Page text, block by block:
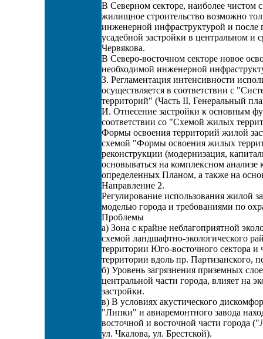
В Северном секторе, наиболее чистом
жилищное строительство возможно
инженерной инфраструктурой и после
усадебной застройки в центральном и
Червякова.
В Северо-восточном секторе новое
необходимой инженерной
З. Регламентация интенсивности
осуществляется в соответствии с
территорий" (Часть II, Генеральный
И. Отнесение застройки к основным
соответствии со "Схемой жилых
Формы освоения территорий жилой
схемой "Формы освоения жилых
реконструкции (модернизация,
основываться на комплексном
определенных Планом, а также на
Направление 2.
Регулирование использования жилой
моделью города и требованиями по
Проблемы
а) Зона с крайне неблагоприятной
схемой ландшафтно-экологического
территории Юго-восточного сектора
территории вдоль пр. Партизанского,
б) Уровень загрязнения приземных
центральной части города, влияет на
застройки.
в) В условиях акустического
"Липки" и авиаремонтного завода
восточной и восточной части
ул. Чкалова, ул. Брестской).